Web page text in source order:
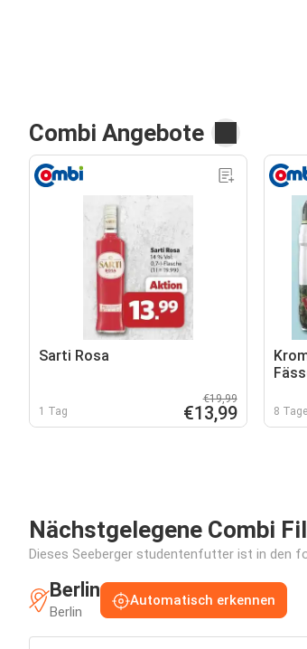
Combi Angebote
Sarti Rosa
1 Tag
€19,99
€13,99 8 Tage
Nächstgelegene Combi
Dieses Seeberger studentenfutter ist in den
Berlin
Berlin
Automatisch erkennen